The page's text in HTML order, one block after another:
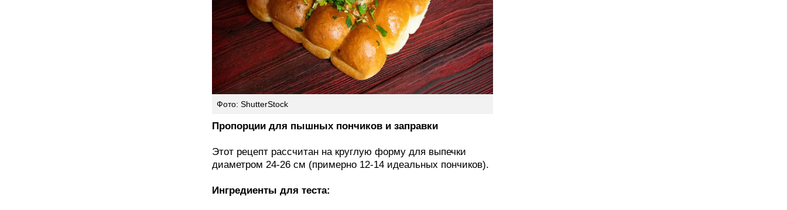
Фото: ShutterStock
Пропорции для пышных пончиков и заправки
Этот рецепт рассчитан на круглую форму для выпечки
диаметром 24-26 см (примерно 12-14 идеальных пончиков).
Ингредиенты для теста: